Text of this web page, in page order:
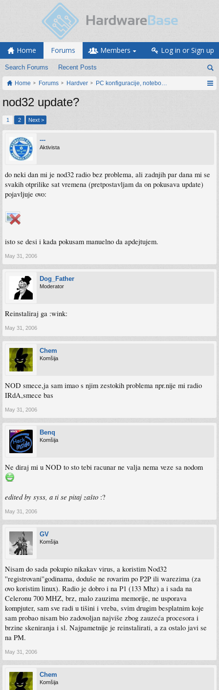
Home Forums
Search Forums Recent Posts
Members Log in or Sign up
Home Forums Hardver PC konfiguracije, notebook računari, servis
nod32 update?
1 2 Next >
---
Aktivista
do neki dan mi je nod32 radio bez problema, ali zadnjih par dana mi se
svakih otprilike sat vremena (pretpostavljam da on pokusava update)
pojavljuje ovo:
isto se desi i kada pokusam manuelno da apdejtujem.
May 31, 2006
Dog_Father
Moderator
Reinstaliraj ga :wink:
May 31, 2006
Chem
Komšija
NOD smece,ja sam imao s njim zestokih problema npr.nije mi radio
IRdA,smece bas
May 31, 2006
Benq
Komšija
Ne diraj mi u NOD to sto tebi racunar ne valja nema veze sa nodom
edited by syss, a ti se pitaj zašto :?
May 31, 2006
GV
Komšija
Nisam do sada pokupio nikakav virus, a koristim Nod32
''registrovani''godinama, doduše ne rovarim po P2P ili warezima (za
ovo koristim linux). Radio je dobro i na P1 (133 Mhz) a i sada na
Celeronu 700 MHZ, brz, malo zauzima memorije, ne usporava
kompjuter, sam sve radi u tišini i vreba, svim drugim besplatnim koje
sam probao nisam bio zadovoljan najviše zbog zauzeća procesora i
brzine skeniranja i sl. Najpametnije je reinstalirati, a za ostalo javi se
na PM.
May 31, 2006
Chem
Komšija